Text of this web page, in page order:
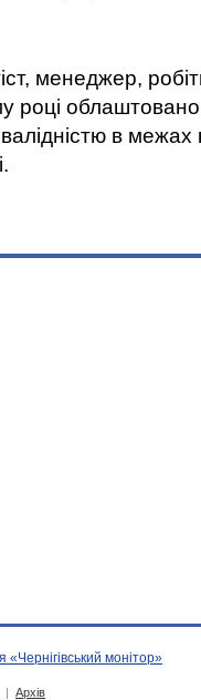
менеджер,
році
в межах
«Чернігівський монітор»
| Архів